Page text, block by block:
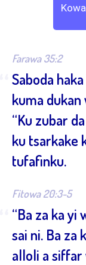
Farawa 35:2
Saboda
kuma dukan
“Ku zubar
ku tsarkake
tufafinku.
Fitowa 20:3-5
“Ba za ka yi
sai ni. Ba za
alloli a siffar